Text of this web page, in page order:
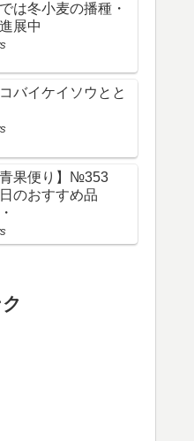
は冬小麦の播種・
展中
バイケイソウとと
青果便り】№353
のおすすめ品